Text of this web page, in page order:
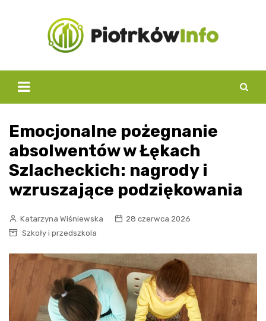
Emocjonalne pożegnanie
absolwentów w Łękach
Szlacheckich: nagrody i
wzruszające podziękowania
Katarzyna Wiśniewska
28 czerwca 2026
Szkoły i przedszkola